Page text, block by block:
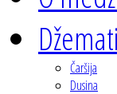
Džemati
Čaršija
Dusina